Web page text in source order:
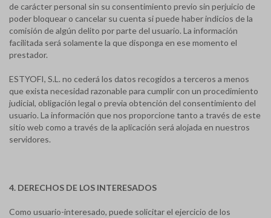
de carácter personal sin su consentimiento previo sin perjuicio de
poder bloquear o cancelar su cuenta si puede haber indicios de la
comisión de algún delito por parte del usuario. La información
facilitada será solamente la que disponga en ese momento el
prestador.
ESTYOFI, S.L. no cederá los datos recogidos a terceros a menos
que exista necesidad razonable para cumplir con un procedimiento
judicial, obligación legal o previa obtención del consentimiento del
usuario. La información que nos proporcione tanto a través de este
sitio web como a través de la aplicación será alojada en nuestros
servidores.
4. DERECHOS DE LOS INTERESADOS
Como usuario-interesado, puede solicitar el ejercicio de los